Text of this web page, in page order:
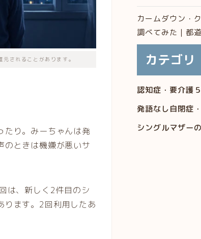
されることがあります。
たり。みーちゃんは発
のときは機嫌が悪いサ
は、新しく2件目のシ
ります。2回利用したあ
カームダウン・
調べてみた｜都
カテゴリ
認知症・要介護
発語なし自閉症
シングルマザー